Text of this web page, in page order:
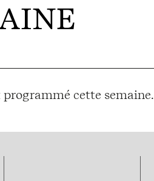
programmé cette semaine.